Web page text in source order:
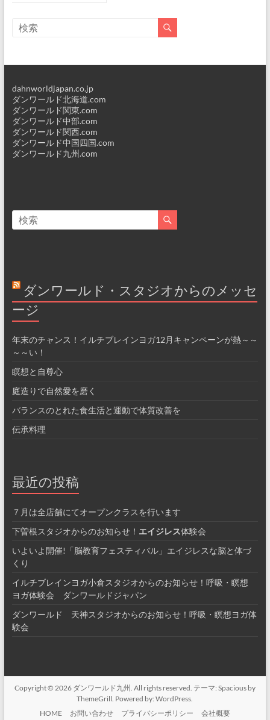
dahnworldjapan.co.jp
ダンワールド北海道.com
ダンワールド関東.com
ダンワールド中部.com
ダンワールド関西.com
ダンワールド中国四国.com
ダンワールド九州.com
ダンワールド・スタジオからのメッセ
ージ
年末のチャンス！イルチブレインヨガ12月キャンペーンが熱～～
～～い！
瞑想と自尊心
庭造りで自然愛を磨く
バランスのとれた食生活と運動で体質改善を
伝承料理
最近の投稿
７月は全店舗にてオープンクラスを行います
下曽根スタジオからのお知らせ！ エイジレス体験会
いよいよ開催!「脳教育フェスティバル」エイジレスな脳と体づ
くり
イルチブレインヨガ小倉スタジオからのお知らせ！呼吸・瞑想
ヨガ体験会 ダンワールドジャパン
ダンワールド 天神スタジオからのお知らせ！呼吸・瞑想ヨガ体
験会
Copyright © 2026 ダンワールド九州 . All rights reserved. テーマ: Spaciousby
ThemeGrill. Powered by:WordPress
HOME
お問い合わせ プライバシーポリシー 会社概要